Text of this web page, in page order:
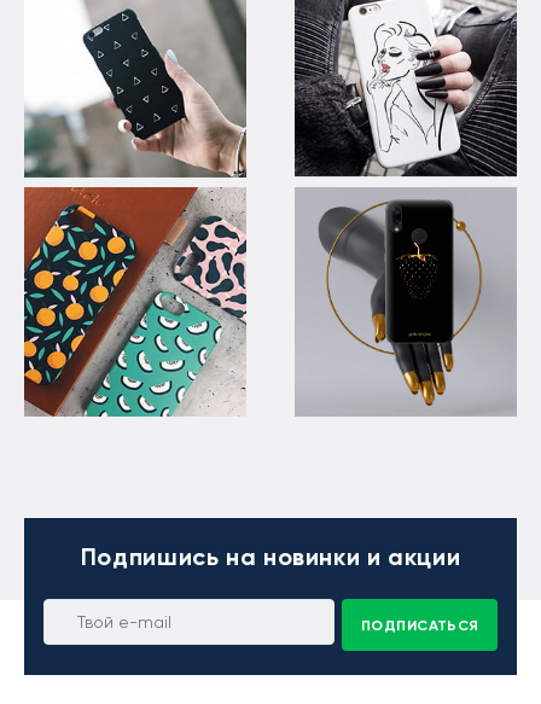
Подпишись на новинки и акции
ПОДПИСАТЬСЯ